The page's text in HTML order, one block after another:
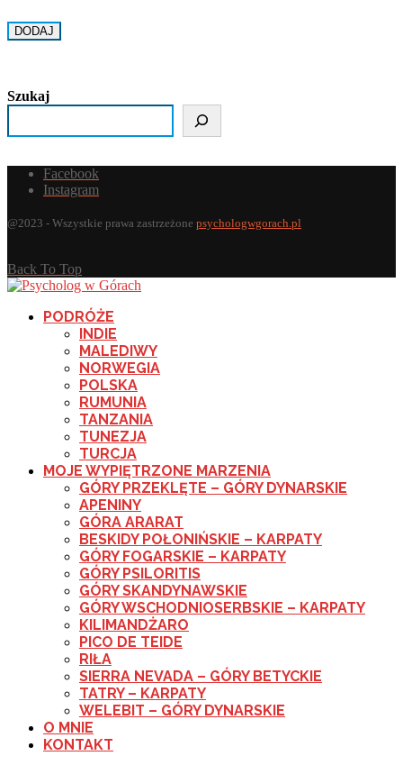
Szukaj
Facebook
Instagram
@2023 - Wszystkie prawa zastrzeżone psychologwgorach.pl
Back To Top
PODRÓŻE
INDIE
MALEDIWY
NORWEGIA
POLSKA
RUMUNIA
TANZANIA
TUNEZJA
TURCJA
MOJE WYPIĘTRZONE MARZENIA
GÓRY PRZEKLĘTE – GÓRY DYNARSKIE
APENINY
GÓRA ARARAT
BESKIDY POŁONIŃSKIE – KARPATY
GÓRY FOGARSKIE – KARPATY
GÓRY PSILORITIS
GÓRY SKANDYNAWSKIE
GÓRY WSCHODNIOSERBSKIE – KARPATY
KILIMANDŻARO
PICO DE TEIDE
RIŁA
SIERRA NEVADA – GÓRY BETYCKIE
TATRY – KARPATY
WELEBIT – GÓRY DYNARSKIE
O MNIE
KONTAKT